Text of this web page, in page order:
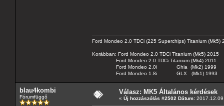
Ford Mondeo 2.0 TDCi (225 Superchips) Titanium (Mk5)
Korábban: Ford Mondeo 2.0 TDCi Titanium (Mk5) 2015
Ford Mondeo 2.0 TDCi Titanium (Mk4) 2011
Ford Mondeo 2.0i Ghia (Mk2) 1999
Ford Mondeo 1.8i GLX (Mk1) 1993
blau4kombi
Fórumfüggő
Válasz: MK5 Általános kérdések
« Új hozzászólás #2502 Dátum: